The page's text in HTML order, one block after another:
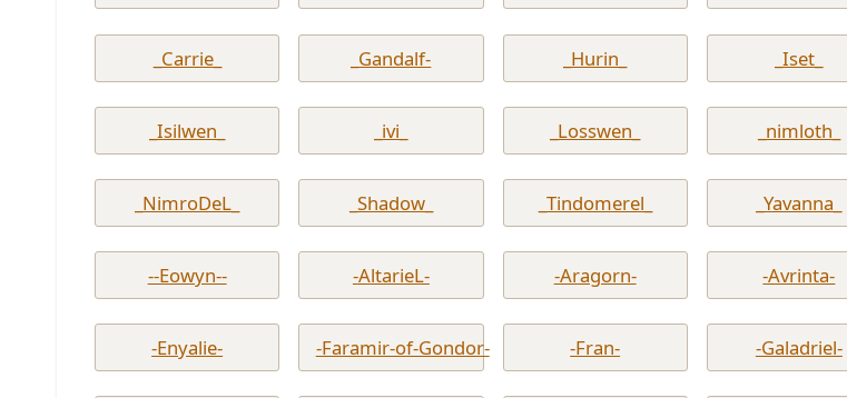
_Carrie_ _Gandalf- _Hurin_ _Iset_
_Isilwen_ _ivi_ _Losswen_ _nimloth_
_NimroDeL_ _Shadow_ _Tindomerel_ _Yavanna_
--Eowyn-- -AltarieL- -Aragorn- -Avrinta-
-Enyalie- -Faramir-of-Gondor- -Fran- -Galadriel-